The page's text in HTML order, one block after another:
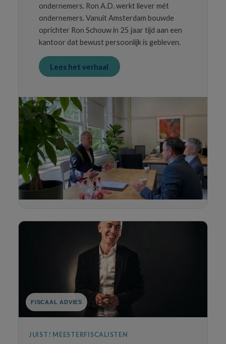
ondernemers. Ron A.D. werkt liever mét
ondernemers. Vanuit Amsterdam bouwde
oprichter Ron Schouw in 25 jaar tijd aan een
kantoor dat bewust persoonlijk is gebleven.
Lees het verhaal
FISCAAL ADVIES
JUIST! MEESTERFISCALISTEN